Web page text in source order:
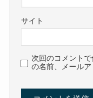
サイト
次回のコメント
の名前、メールア